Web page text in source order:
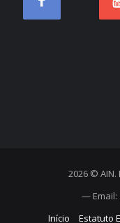
2026 ©
— Email:
Início
Estatuto